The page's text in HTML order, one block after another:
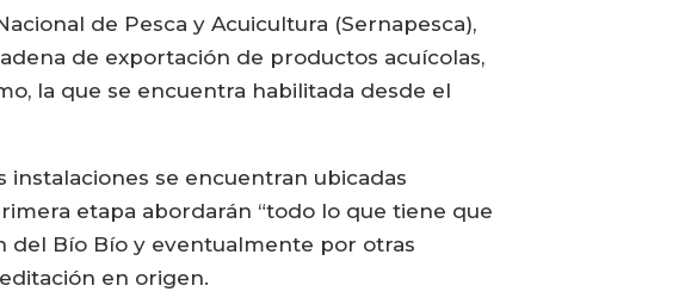
de Pesca y Acuicultura (Sernapesca),
de exportación de productos acuícolas,
la que se encuentra habilitada desde el
instalaciones se encuentran ubicadas
etapa abordarán “todo lo que tiene que
del Bío Bío y eventualmente por otras
en origen.